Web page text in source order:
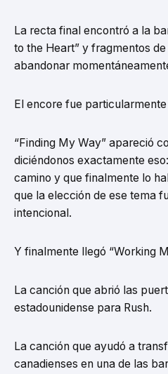
La recta final encontró a la
to the Heart” y fragmentos de
abandonar
El encore fue
“Finding My Way” apareció
diciéndonos exactamente
camino y que finalmente lo
que la elección de ese tema
intencional.
Y finalmente llegó “Working
La canción que abrió las
estadounidense para Rush.
La canción que ayudó a
canadienses en una de las